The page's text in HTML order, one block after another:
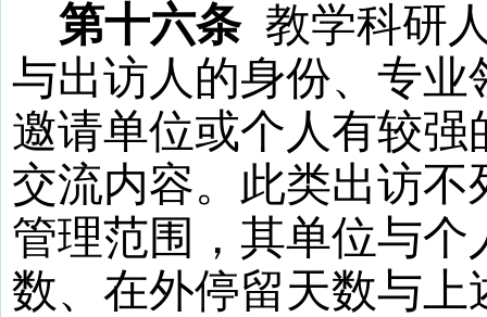
第十六条 教学科研
与出访人的身份、专
邀请单位或个人有较
交流内容。此类出访
管理范围，其单位与
数、在外停留天数与